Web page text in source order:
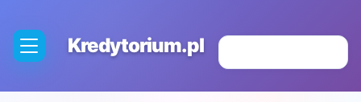
Kredytorium.pl